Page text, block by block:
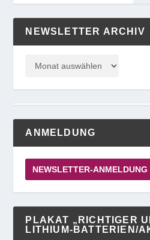
NEWSLETTER ARCHIV
ANMELDUNG
NEWSLETTER-ANMELDUNG
PLAKAT „RICHTIGER
LITHIUM-BATTERIEN/